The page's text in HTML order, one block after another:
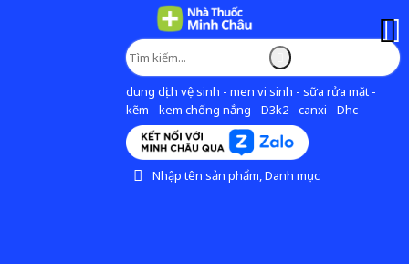
dung dịch vệ sinh - men vi sinh - sữa rửa mặt -
kẽm - kem chống nắng - D3k2 - canxi - Dhc
Nhập tên sản phẩm, Danh mục